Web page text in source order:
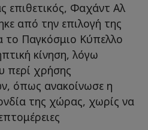
Φαχάντ Αλ
από την επιλογή της
το Παγκόσμιο Κύπελλο
κίνηση, λόγω
περί χρήσης
όπως ανακοίνωσε η
της χώρας, χωρίς να